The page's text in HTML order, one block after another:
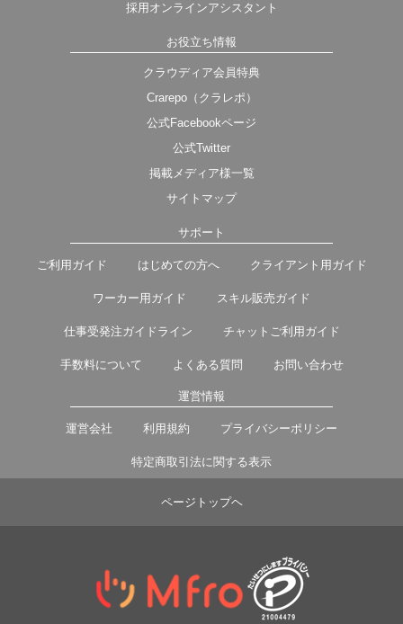
採用オンラインアシスタント
お役立ち情報
クラウディア会員特典
Crarepo（クラレポ）
公式Facebookページ
公式Twitter
掲載メディア様一覧
サイトマップ
サポート
ご利用ガイド はじめての方へ クライアント用ガイド
ワーカー用ガイド スキル販売ガイド
仕事受発注ガイドライン チャットご利用ガイド
手数料について よくある質問 お問い合わせ
運営情報
運営会社 利用規約 プライバシーポリシー
特定商取引法に関する表示
ページトップヘ